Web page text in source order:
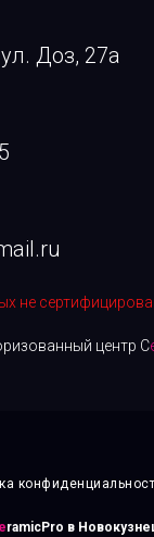
Доз, 27а
не
центр C
eramicPro в